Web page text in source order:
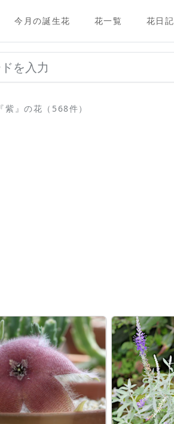
今月の誕生花 花一覧 花日記
『紫』の花（568件）